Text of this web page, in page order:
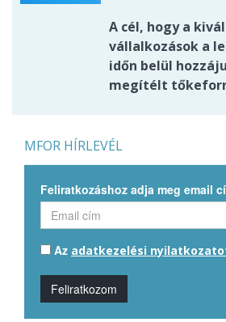
A cél, hogy a
vállalkozások a
időn belül
megítélt
MFOR HÍRLEVÉL
Feliratkozáshoz adja meg email
Az adatkezelési
Feliratkozom